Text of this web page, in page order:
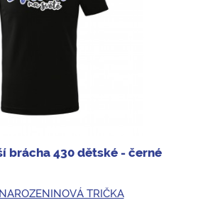
brácha 430 dětské - černé
TRIČKA